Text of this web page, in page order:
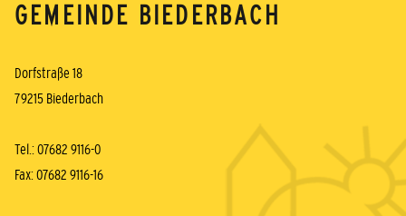
GEMEINDE BIEDERBACH
Dorfstraße 18
79215 Biederbach
Tel.: 07682 9116-0
Fax: 07682 9116-16